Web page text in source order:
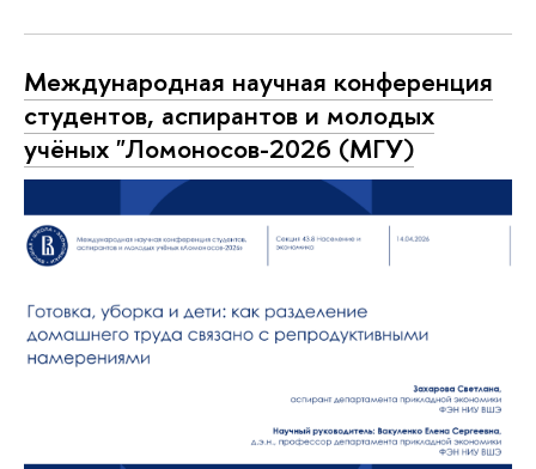
Международная научная конференция
студентов, аспирантов и молодых
учёных "Ломоносов-2026 (МГУ)